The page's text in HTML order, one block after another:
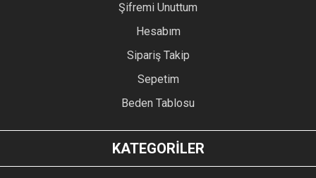
Şifremi Unuttum
Hesabım
Sipariş Takip
Sepetim
Beden Tablosu
KATEGORİLER